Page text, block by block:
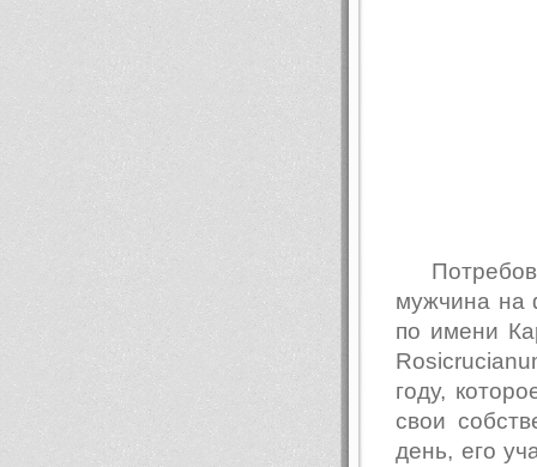
мужчина на
по имени
году,
свои
день, его